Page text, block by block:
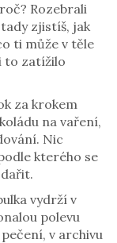
Rozebrali
zjistíš, jak
ti může v těle
to zatížilo
za krokem
na vaření,
Nic
kterého se
vydrží v
polevu
v archivu